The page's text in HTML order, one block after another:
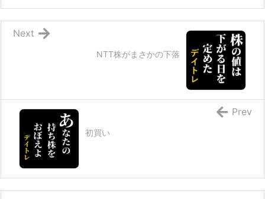
NTT株がまさかの下落
Next
初買い
Prev